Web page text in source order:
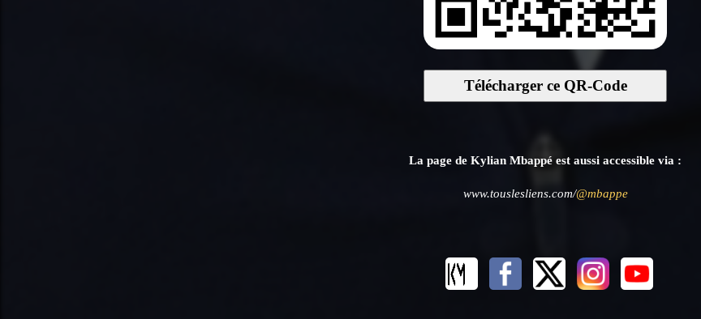
Télécharger ce QR-Code
La page de Kylian Mbappé est aussi accessible via :
www.touslesliens.com/@mbappe